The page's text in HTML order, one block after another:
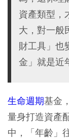
資產類型，
大，對一般
財工具」也
金」就是近
生命週期基金
量身打造資產
中，「年齡」